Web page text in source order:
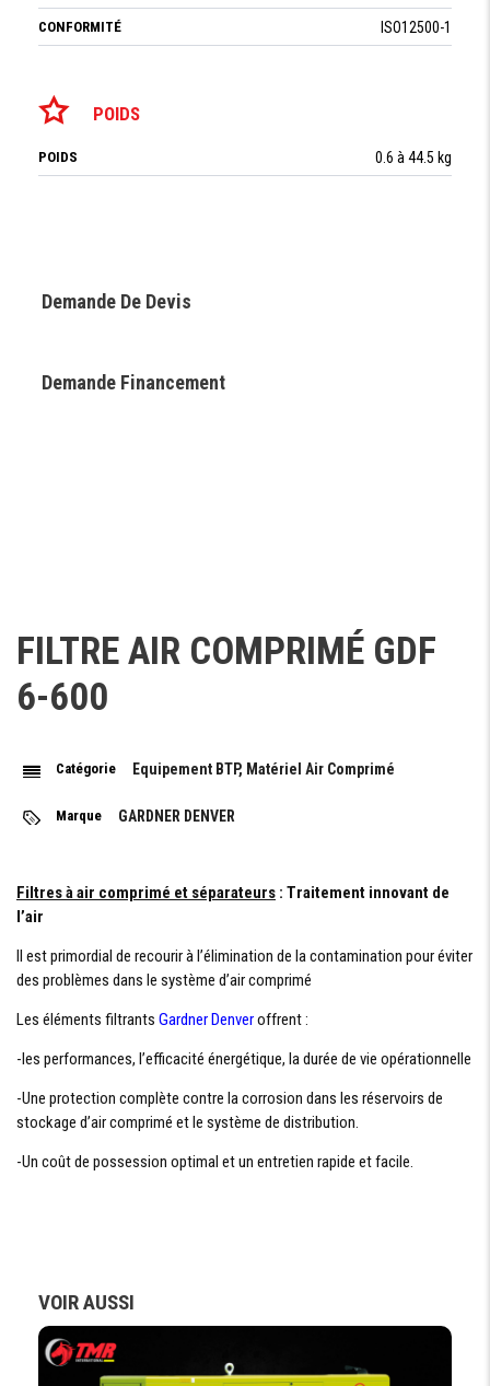
CONFORMITÉ ISO12500-1
POIDS
POIDS 0.6 à 44.5 kg
Demande De Devis
Demande Financement
FILTRE AIR COMPRIMÉ GDF
6-600
Catégorie Equipement BTP, Matériel Air Comprimé
Marque GARDNER DENVER
Filtres à air comprimé et séparateurs : Traitement innovant de
l’air
Il est primordial de recourir à l’élimination de la contamination pour éviter
des problèmes dans le système d’air comprimé
Les éléments filtrants Gardner Denveroffrent :
-les performances, l’efficacité énergétique, la durée de vie opérationnelle
-Une protection complète contre la corrosion dans les réservoirs de
stockage d’air comprimé et le système de distribution.
-Un coût de possession optimal et un entretien rapide et facile.
VOIR AUSSI